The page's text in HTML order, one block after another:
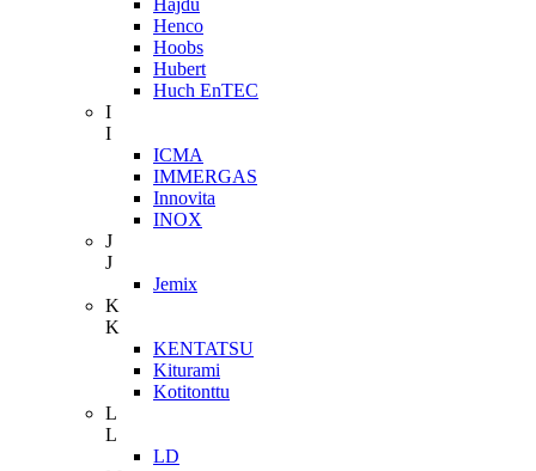
Hajdu
Henco
Hoobs
Hubert
Huch EnTEC
I
I
ICMA
IMMERGAS
Innovita
INOX
J
J
Jemix
K
K
KENTATSU
Kiturami
Kotitonttu
L
L
LD